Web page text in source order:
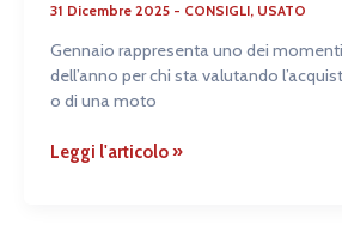
31 Dicembre 2025 - CONSIGLI, USATO
Gennaio rappresenta uno dei
dell’anno per chi sta valutando
o di una moto
Leggi l'articolo »